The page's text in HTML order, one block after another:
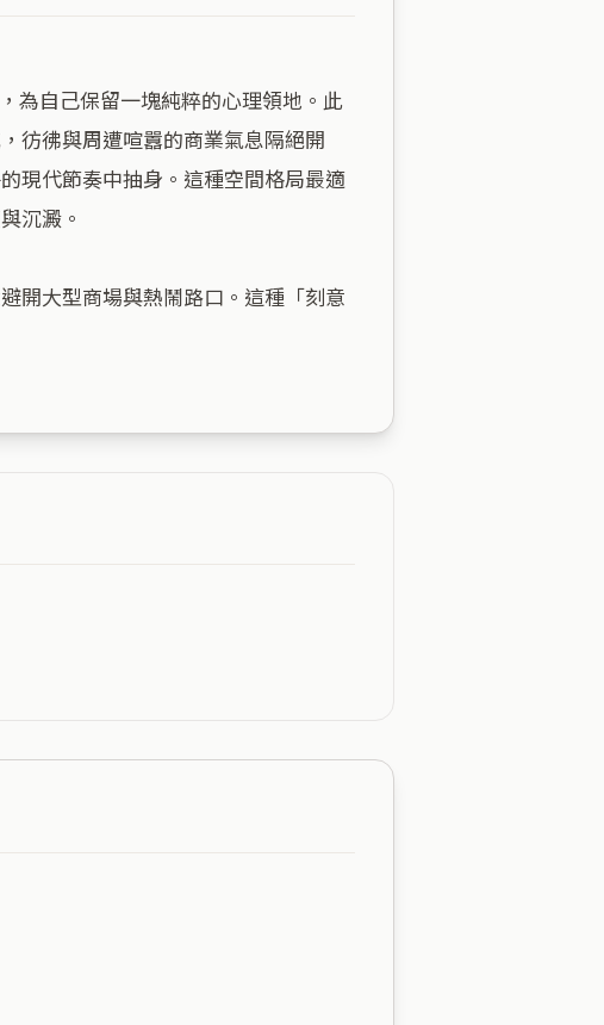
彷彿與周遭喧囂的商業氣息隔絕開
現代節奏中抽身。這種空間格局最適
沉澱。
開大型商場與熱鬧路口。這種「刻意